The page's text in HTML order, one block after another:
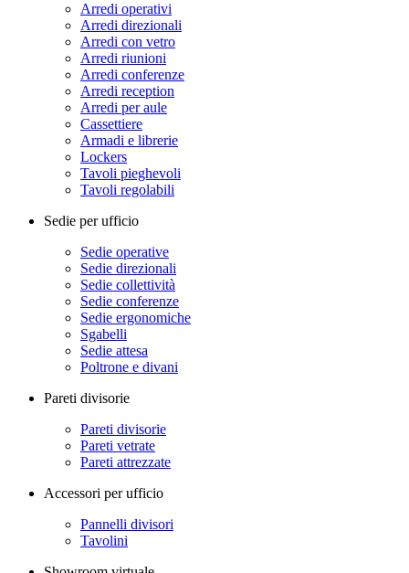
Arredi operativi
Arredi direzionali
Arredi con vetro
Arredi riunioni
Arredi conferenze
Arredi reception
Arredi per aule
Cassettiere
Armadi e librerie
Lockers
Tavoli pieghevoli
Tavoli regolabili
Sedie per ufficio
Sedie operative
Sedie direzionali
Sedie collettività
Sedie conferenze
Sedie ergonomiche
Sgabelli
Sedie attesa
Poltrone e divani
Pareti divisorie
Pareti divisorie
Pareti vetrate
Pareti attrezzate
Accessori per ufficio
Pannelli divisori
Tavolini